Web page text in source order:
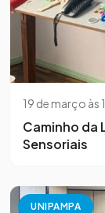
19 de março às
Caminho da
Sensoriais
UNIPAMPA